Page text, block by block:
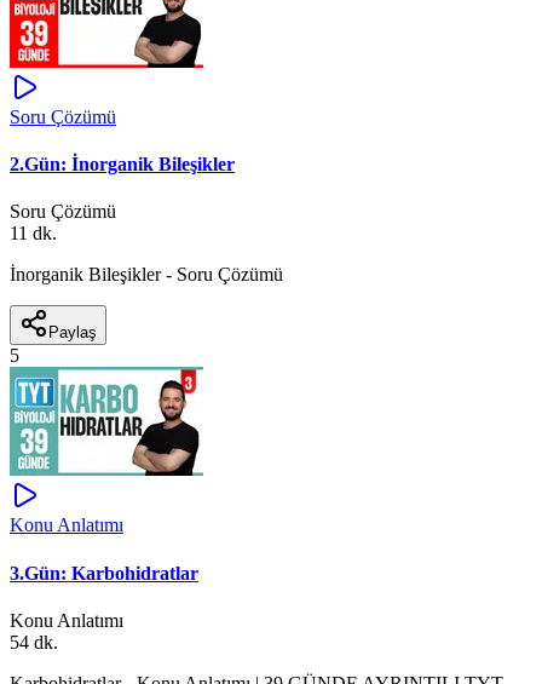
Soru Çözümü
2.Gün: İnorganik Bileşikler
Soru Çözümü
11 dk.
İnorganik Bileşikler - Soru Çözümü
Paylaş
5
Konu Anlatımı
3.Gün: Karbohidratlar
Konu Anlatımı
54 dk.